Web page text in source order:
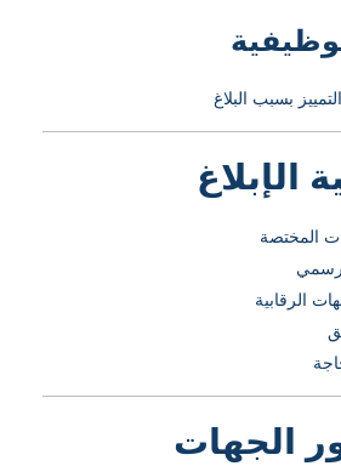
بسبب البلاغ
الإبلاغ
المختصة
رسمي
الرقابية
الجهات